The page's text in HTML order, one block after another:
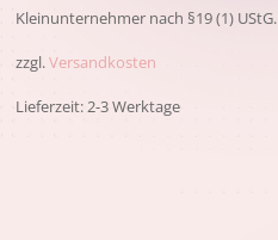
Kleinunternehmer nach §19 (1) UStG.
zzgl.Versandkosten
Lieferzeit: 2-3 Werktage